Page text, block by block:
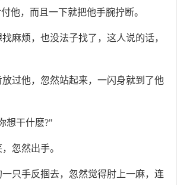
他，而且一下就把他手腕拧断。
麻烦，也没法子找了，这人说的话，
过他，忽然站起来，一闪身就到了他
想干什麽?"
忽然出手。
只手反掴去，忽然觉得肘上一麻，连